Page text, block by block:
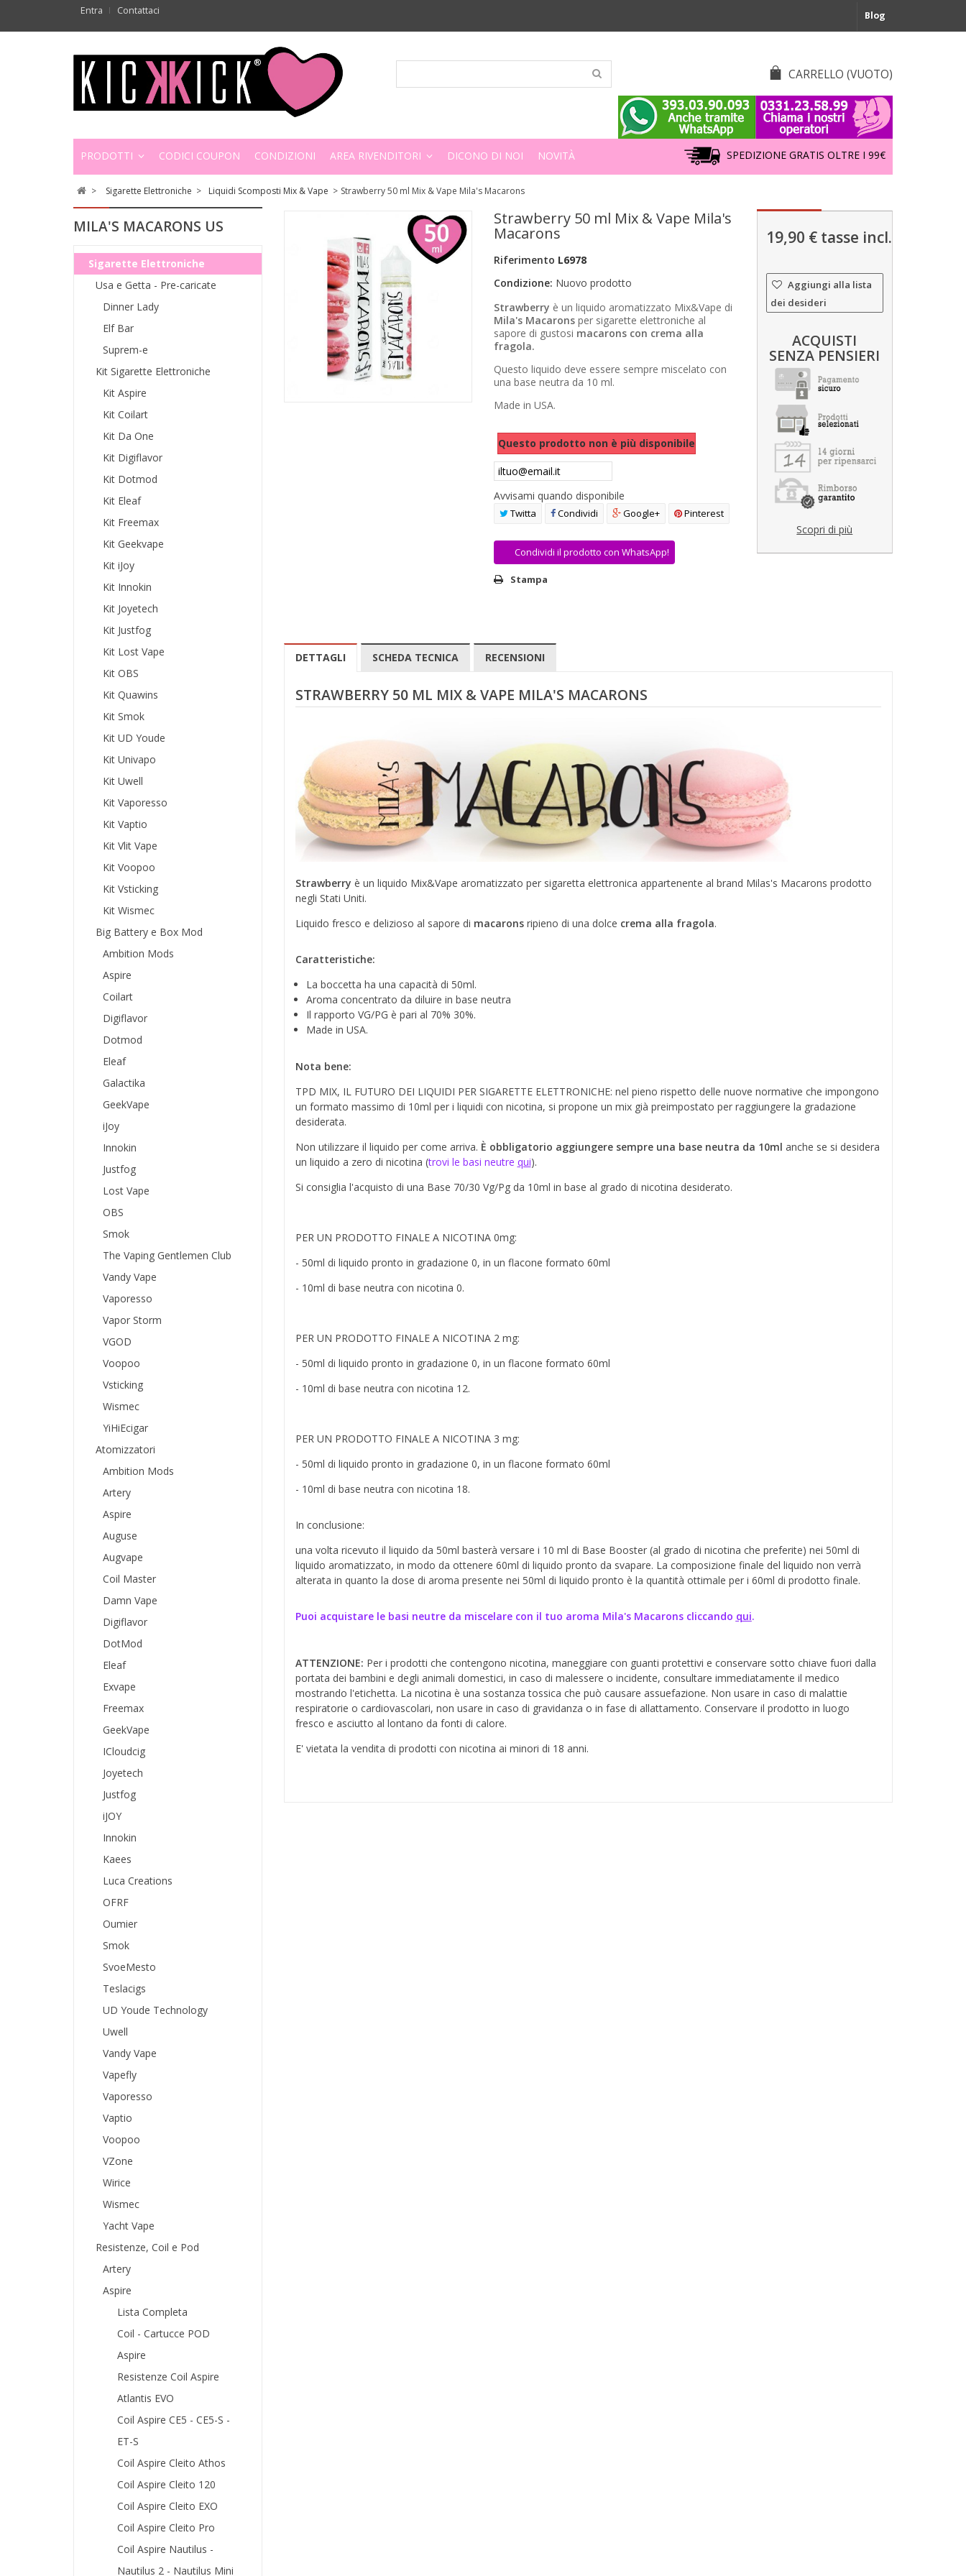
Entra Contattaci Blog
CARRELLO (VUOTO)
PRODOTTI CODICI COUPON CONDIZIONI AREA RIVENDITORI DICONO DI NOI NOVITÀ SPEDIZIONE GRATIS OLTRE I 99€
> Sigarette Elettroniche > Liquidi Scomposti Mix & Vape > Strawberry 50 ml Mix & Vape Mila's Macarons
MILA'S MACARONS US
Sigarette Elettroniche
Usa e Getta - Pre-caricate
Dinner Lady
Elf Bar
Suprem-e
Kit Sigarette Elettroniche
Kit Aspire
Kit Coilart
Kit Da One
Kit Digiflavor
Kit Dotmod
Kit Eleaf
Kit Freemax
Kit Geekvape
Kit iJoy
Kit Innokin
Kit Joyetech
Kit Justfog
Kit Lost Vape
Kit OBS
Kit Quawins
Kit Smok
Kit UD Youde
Kit Univapo
Kit Uwell
Kit Vaporesso
Kit Vaptio
Kit Vlit Vape
Kit Voopoo
Kit Vsticking
Kit Wismec
Big Battery e Box Mod
Ambition Mods
Aspire
Coilart
Digiflavor
Dotmod
Eleaf
Galactika
GeekVape
iJoy
Innokin
Justfog
Lost Vape
OBS
Smok
The Vaping Gentlemen Club
Vandy Vape
Vaporesso
Vapor Storm
VGOD
Voopoo
Vsticking
Wismec
YiHiEcigar
Atomizzatori
Ambition Mods
Artery
Aspire
Auguse
Augvape
Coil Master
Damn Vape
Digiflavor
DotMod
Eleaf
Exvape
Freemax
GeekVape
ICloudcig
Joyetech
Justfog
iJOY
Innokin
Kaees
Luca Creations
OFRF
Oumier
Smok
SvoeMesto
Teslacigs
UD Youde Technology
Uwell
Vandy Vape
Vapefly
Vaporesso
Vaptio
Voopoo
VZone
Wirice
Wismec
Yacht Vape
Resistenze, Coil e Pod
Artery
Aspire
Lista Completa
Coil - Cartucce POD
Aspire
Resistenze Coil Aspire
Atlantis EVO
Coil Aspire CE5 - CE5-S -
ET-S
Coil Aspire Cleito Athos
Coil Aspire Cleito 120
Coil Aspire Cleito EXO
Coil Aspire Cleito Pro
Coil Aspire Nautilus -
Nautilus 2 - Nautilus Mini
Strawberry 50 ml Mix & Vape Mila's
Macarons
Riferimento L6978
Condizione: Nuovo prodotto
Strawberry è un liquido aromatizzato Mix&Vape di
Mila's Macaronsper sigarette elettroniche al
sapore di gustosi macarons con crema alla
fragola.
Questo liquido deve essere sempre miscelato con
una base neutra da 10 ml.
Made in USA.
Questo prodotto non è più disponibile
Avvisami quando disponibile
Twitta Condividi Google+ Pinterest
Condividi il prodotto con WhatsApp!
Stampa
19,90 €tasse incl.
Aggiungi alla lista
dei desideri
ACQUISTI
SENZA PENSIERI
Scopri di più
DETTAGLI SCHEDA TECNICA RECENSIONI
STRAWBERRY 50 ML MIX & VAPE MILA'S MACARONS
Strawberry è un liquido Mix&Vape aromatizzato per sigaretta elettronica appartenente al brand Milas's Macarons prodotto
negli Stati Uniti.
Liquido fresco e delizioso al sapore di macaronsripieno di una dolce crema alla fragola.
Caratteristiche:
La boccetta ha una capacità di 50ml.
Aroma concentrato da diluire in base neutra
Il rapporto VG/PG è pari al 70% 30%.
Made in USA.
Nota bene:
TPD MIX, IL FUTURO DEI LIQUIDI PER SIGARETTE ELETTRONICHE: nel pieno rispetto delle nuove normative che impongono
un formato massimo di 10ml per i liquidi con nicotina, si propone un mix già preimpostato per raggiungere la gradazione
desiderata.
Non utilizzare il liquido per come arriva. È obbligatorio aggiungere sempre una base neutra da 10ml anche se si desidera
un liquido a zero di nicotina (trovi le basi neutre qui).
Si consiglia l'acquisto di una Base 70/30 Vg/Pg da 10ml in base al grado di nicotina desiderato.
PER UN PRODOTTO FINALE A NICOTINA 0mg:
- 50ml di liquido pronto in gradazione 0, in un flacone formato 60ml
- 10ml di base neutra con nicotina 0.
PER UN PRODOTTO FINALE A NICOTINA 2 mg:
- 50ml di liquido pronto in gradazione 0, in un flacone formato 60ml
- 10ml di base neutra con nicotina 12.
PER UN PRODOTTO FINALE A NICOTINA 3 mg:
- 50ml di liquido pronto in gradazione 0, in un flacone formato 60ml
- 10ml di base neutra con nicotina 18.
In conclusione:
una volta ricevuto il liquido da 50ml basterà versare i 10 ml di Base Booster (al grado di nicotina che preferite) nei 50ml di
liquido aromatizzato, in modo da ottenere 60ml di liquido pronto da svapare. La composizione finale del liquido non verrà
alterata in quanto la dose di aroma presente nei 50ml di liquido pronto è la quantità ottimale per i 60ml di prodotto finale.
Puoi acquistare le basi neutre da miscelare con il tuo aroma Mila's Macarons cliccando qui.
ATTENZIONE: Per i prodotti che contengono nicotina, maneggiare con guanti protettivi e conservare sotto chiave fuori dalla
portata dei bambini e degli animali domestici, in caso di malessere o incidente, consultare immediatamente il medico
mostrando l'etichetta. La nicotina è una sostanza tossica che può causare assuefazione. Non usare in caso di malattie
respiratorie o cardiovascolari, non usare in caso di gravidanza o in fase di allattamento. Conservare il prodotto in luogo
fresco e asciutto al lontano da fonti di calore.
E' vietata la vendita di prodotti con nicotina ai minori di 18 anni.